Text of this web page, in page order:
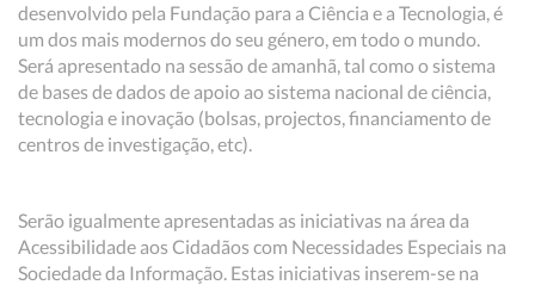
desenvolvido pela Fundação para a Ciência e a Tecnologia, é
um dos mais modernos do seu género, em todo o mundo.
Será apresentado na sessão de amanhã, tal como o sistema
de bases de dados de apoio ao sistema nacional de ciência,
tecnologia e inovação (bolsas, projectos, financiamento de
centros de investigação, etc).
Serão igualmente apresentadas as iniciativas na área da
Acessibilidade aos Cidadãos com Necessidades Especiais na
Sociedade da Informação. Estas iniciativas inserem-se na